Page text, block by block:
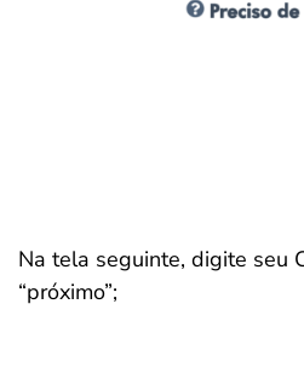
Na tela seguinte, digite seu
“próximo”;